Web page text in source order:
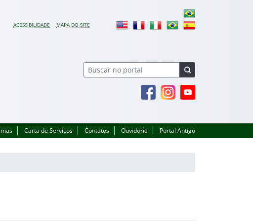
ACESSIBILIDADE MAPA DO SITE
FacebookInstagramYoutube
Carta de Serviços Contatos Ouvidoria Portal Antigo